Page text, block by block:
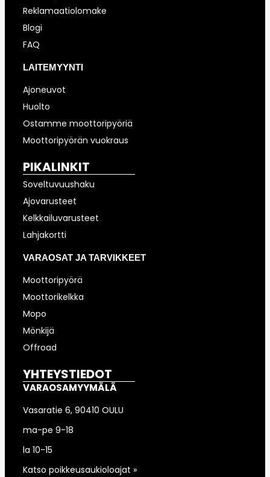
Reklamaatiolomake
Blogi
FAQ
LAITEMYYNTI
Ajoneuvot
Huolto
Ostamme moottoripyöriä
Moottoripyörän vuokraus
PIKALINKIT
Soveltuvuushaku
Ajovarusteet
Kelkkailuvarusteet
Lahjakortti
VARAOSAT JA TARVIKKEET
Moottoripyörä
Moottorikelkka
Mopo
Mönkijä
Offroad
YHTEYSTIEDOT
VARAOSAMYYMÄLÄ
Vasaratie 6, 90410 OULU
ma-pe 9-18
la 10-15
Katso poikkeusaukioloajat »